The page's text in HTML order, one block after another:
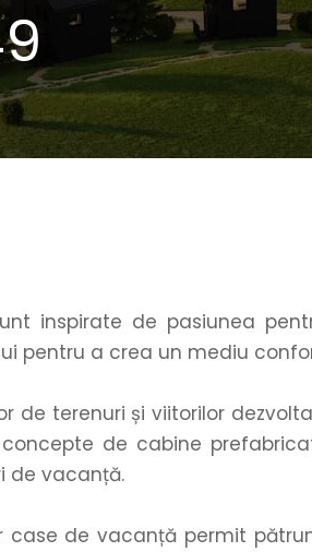
inspirate de pasiunea
pentru a crea un mediu
de terenuri și viitorilor
de cabine
de vacanță.
case de vacanță permit